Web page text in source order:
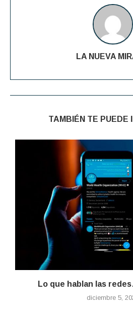
LA NUEVA
TAMBIÉN TE PUEDE
Lo que hablan las
diciembre 5,